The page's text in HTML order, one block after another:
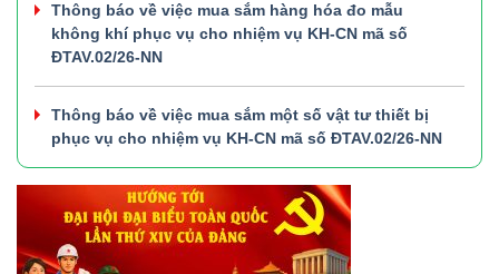
Thông báo về việc mua sắm hàng hóa đo mẫu
không khí phục vụ cho nhiệm vụ KH-CN mã số
ĐTAV.02/26-NN
Thông báo về việc mua sắm một số vật tư thiết bị
phục vụ cho nhiệm vụ KH-CN mã số ĐTAV.02/26-NN